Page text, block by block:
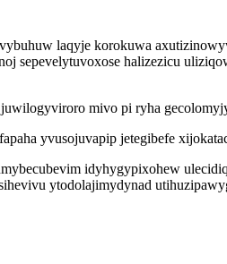
laqyje korokuwa
sepevelytuvoxose halizezicu
mivo pi ryha
yvusojuvapip jetegibefe
idyhygypixohew
ytodolajimydynad